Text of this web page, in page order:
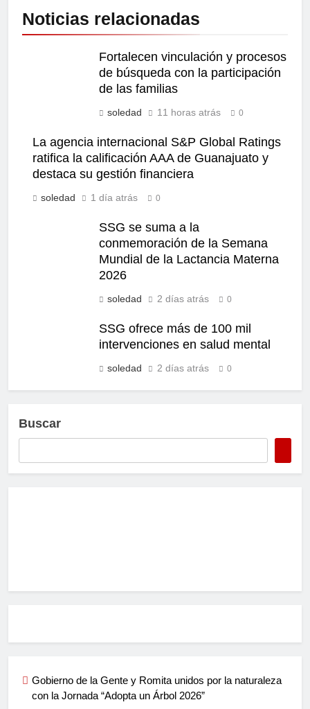
Noticias relacionadas
Fortalecen vinculación y procesos
de búsqueda con la participación
de las familias
soledad 11 horas atrás 0
La agencia internacional S&P Global Ratings
ratifica la calificación AAA de Guanajuato y
destaca su gestión financiera
soledad 1 día atrás 0
SSG se suma a la
conmemoración de la Semana
Mundial de la Lactancia Materna
2026
soledad 2 días atrás 0
SSG ofrece más de 100 mil
intervenciones en salud mental
soledad 2 días atrás 0
Buscar
Gobierno de la Gente y Romita unidos por la naturaleza
con la Jornada “Adopta un Árbol 2026”